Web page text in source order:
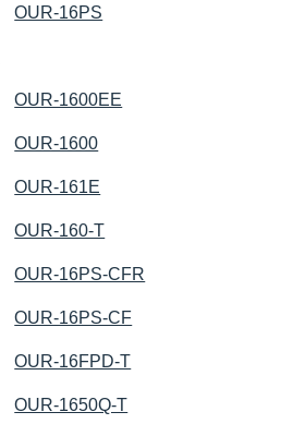
OUR-16PS
OUR-1600EE
OUR-1600
OUR-161E
OUR-160-T
OUR-16PS-CFR
OUR-16PS-CF
OUR-16FPD-T
OUR-1650Q-T